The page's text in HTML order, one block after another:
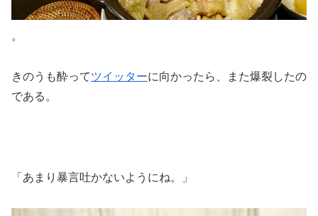
。
きのうも酔ってツイッターに向かったら、また爆裂したの
である。
「あまり暴言吐かないようにね。」